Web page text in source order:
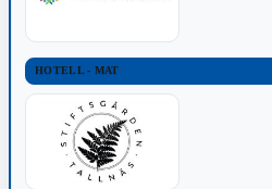
HOTELL - MAT